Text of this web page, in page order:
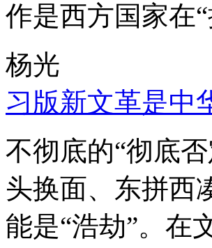
作是西方国家在
杨光
习版新文革是中
不彻底的“彻底
头换面、东拼西
能是“浩劫”。在